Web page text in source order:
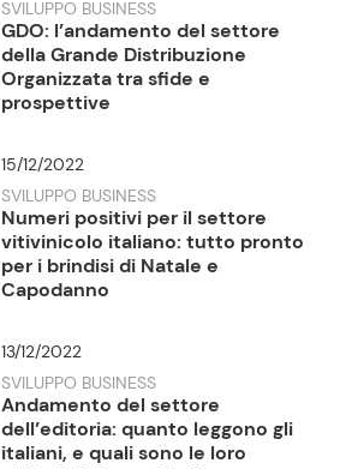
SVILUPPO BUSINESS
GDO: l’andamento del settore
della Grande Distribuzione
Organizzata tra sfide e
prospettive
15/12/2022
SVILUPPO BUSINESS
Numeri positivi per il settore
vitivinicolo italiano: tutto pronto
per i brindisi di Natale e
Capodanno
13/12/2022
SVILUPPO BUSINESS
Andamento del settore
dell’editoria: quanto leggono gli
italiani, e quali sono le loro